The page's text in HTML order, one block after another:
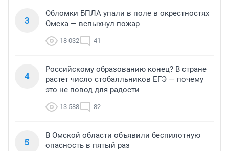
3
Обломки БПЛА упали в поле в окрестностях
Омска — вспыхнул пожар
18 032 41
4
Российскому образованию конец? В стране
растет число стобалльников ЕГЭ — почему
это не повод для радости
13 588 82
5
В Омской области объявили беспилотную
опасность в пятый раз